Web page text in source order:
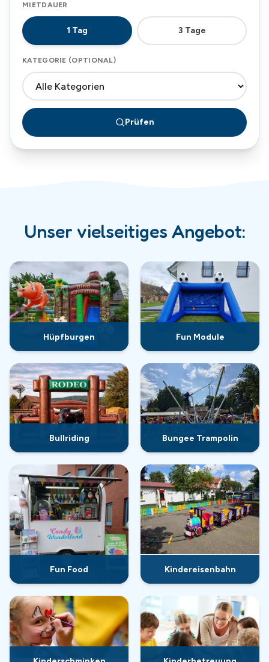
MIETDAUER
1 Tag 3 Tage
KATEGORIE (OPTIONAL)
Prüfen
Unser vielseitiges Angebot:
Hüpfburgen Fun Module
Bullriding Bungee Trampolin
Fun Food Kindereisenbahn